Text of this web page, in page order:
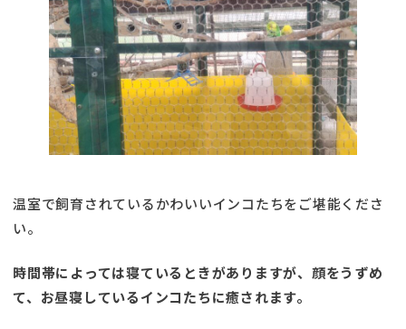
温室で飼育されているかわいいインコたちをご堪能くださ
い。
時間帯によっては寝ているときがありますが、顔をうずめ
て、お昼寝しているインコたちに癒されます。